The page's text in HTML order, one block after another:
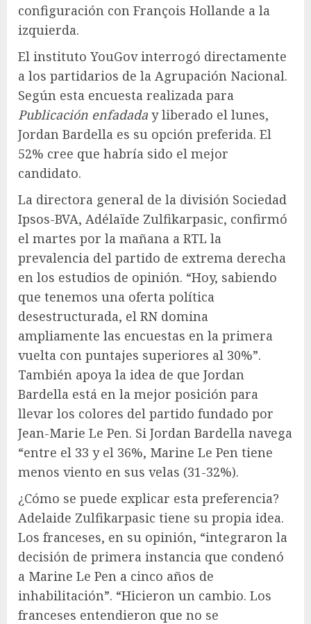
configuración con François Hollande a la
izquierda.
El instituto YouGov interrogó directamente
a los partidarios de la Agrupación Nacional.
Según esta encuesta realizada para
Publicación enfadada y liberado el lunes,
Jordan Bardella es su opción preferida. El
52% cree que habría sido el mejor
candidato.
La directora general de la división Sociedad
Ipsos-BVA, Adélaïde Zulfikarpasic, confirmó
el martes por la mañana a RTL la
prevalencia del partido de extrema derecha
en los estudios de opinión. “Hoy, sabiendo
que tenemos una oferta política
desestructurada, el RN domina
ampliamente las encuestas en la primera
vuelta con puntajes superiores al 30%”.
También apoya la idea de que Jordan
Bardella está en la mejor posición para
llevar los colores del partido fundado por
Jean-Marie Le Pen. Si Jordan Bardella navega
“entre el 33 y el 36%, Marine Le Pen tiene
menos viento en sus velas (31-32%).
¿Cómo se puede explicar esta preferencia?
Adelaide Zulfikarpasic tiene su propia idea.
Los franceses, en su opinión, “integraron la
decisión de primera instancia que condenó
a Marine Le Pen a cinco años de
inhabilitación”. “Hicieron un cambio. Los
franceses entendieron que no se